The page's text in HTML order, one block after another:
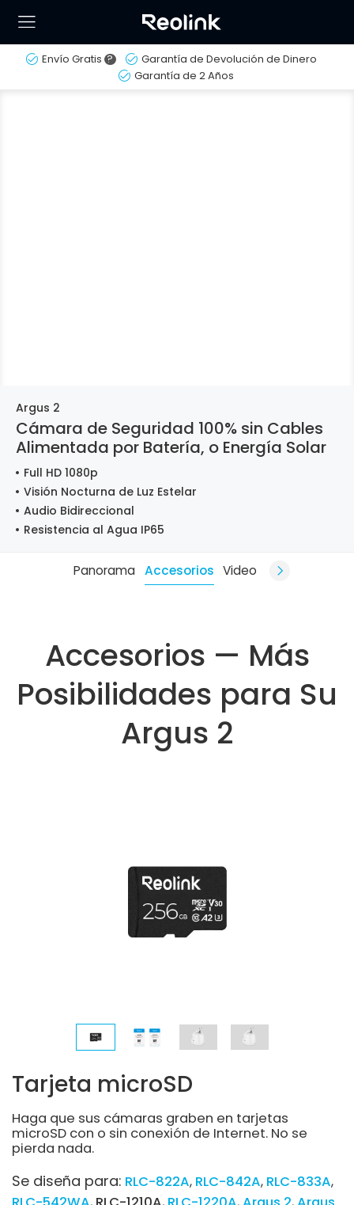
Envío Gratis ?
Garantía de Devolución de Dinero
Garantía de 2 Años
Argus 2
Cámara de Seguridad 100% sin Cables
Alimentada por Batería, o Energía Solar
Full HD 1080p
Visión Nocturna de Luz Estelar
Audio Bidireccional
Resistencia al Agua IP65
Panorama Accesorios Video
Accesorios — Más
Posibilidades para Su
Argus 2
Tarjeta microSD
Haga que sus cámaras graben en tarjetas
microSD con o sin conexión de Internet. No se
pierda nada.
Se diseña para: RLC-822A RLC-842A RLC-833A